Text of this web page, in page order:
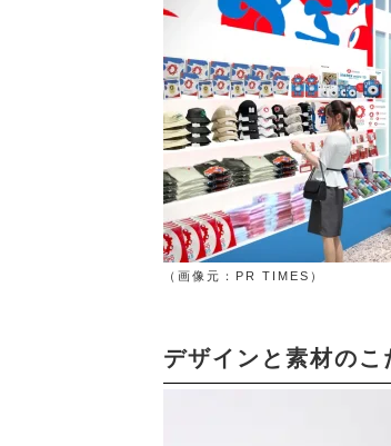
（画像元：PR TIMES）
デザインと素材のこ